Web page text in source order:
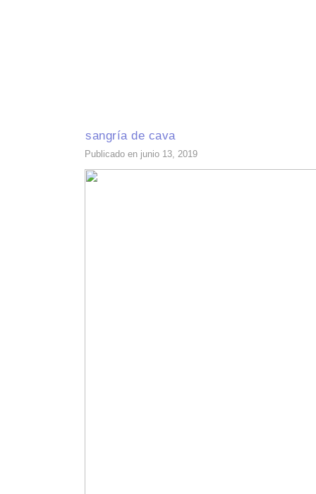
sangría de cava
Publicado en junio 13, 2019